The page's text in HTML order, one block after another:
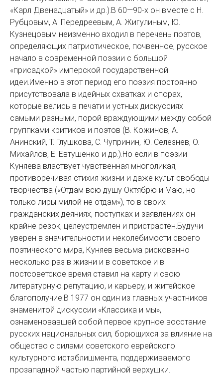
«Карл Двенадцатый» и др.).В 60—90-х он вместе с Н.
Рубцовым, А. Передреевым, А. Жигулиным, Ю.
Кузнецовым неизменно входил в перечень поэтов,
определяющих патриотическое, почвенное, русское
начало в современной поэзии с большой
«присадкой» имперской государственной
идеи.Именно в этот период его поэзия постоянно
присутствовала в идейных схватках и спорах,
которые велись в печати и устных дискуссиях
самыми разными, порой враждующими между собой
группками критиков и поэтов (В. Кожинов, А.
Анинский, Т. Глушкова, С. Чупринин, Ю. Селезнев, О.
Михайлов, Е. Евтушенко и др.).Но если в поэзии
Куняева властвует чувственная многоликая,
противоречивая стихия жизни и даже культ свободы
творчества («Отдам всю душу Октябрю и Маю, но
только лиры милой не отдам»), то в своих
гражданских деяниях, поступках и заявлениях он
крайне резок, целеустремлен и пристрастен.Будучи
уверен в значительности и неколебимости своего
поэтического мира, Куняев весьма рискованно
несколько раз в жизни и в советское и в
постсоветское время ставил на карту и свою
литературную репутацию, и карьеру, и житейское
благополучие.В 1977 он один из главных участников
знаменитой дискуссии «Классика и мы»,
ознаменовавшей собой первое крупное восстание
русских национальных сил, борющихся за влияние на
общество с силами советского еврейского
культурного истэблишмента, поддерживаемого
прозападной частью партийной верхушки.